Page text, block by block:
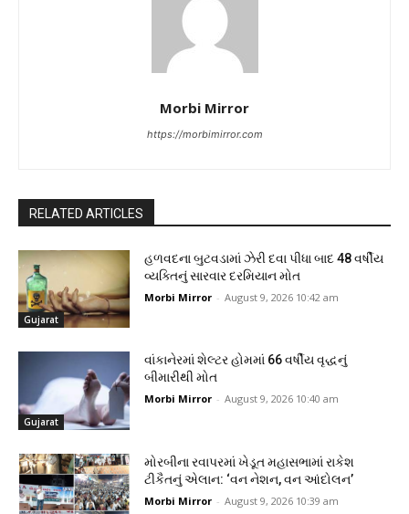
Morbi Mirror
https://morbimirror.com
RELATED ARTICLES
Gujarat
હળવદના બુટવડામાં ઝેરી દવા પીધા બાદ 48 વર્ષીય
વ્યક્તિનું સારવાર દરમિયાન મોત
Morbi Mirror - August 9, 2026 10:42 am
Gujarat
વાંકાનેરમાં શેલ્ટર હોમમાં 66 વર્ષીય વૃદ્ધનું
બીમારીથી મોત
Morbi Mirror - August 9, 2026 10:40 am
મોરબીના રવાપરમાં ખેડૂત મહાસભામાં રાકેશ
ટીકૈતનું એલાન: ‘વન નેશન, વન આંદોલન’
Morbi Mirror - August 9, 2026 10:39 am